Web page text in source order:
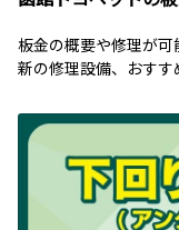
板金の概要や修理が
新の修理設備、おす